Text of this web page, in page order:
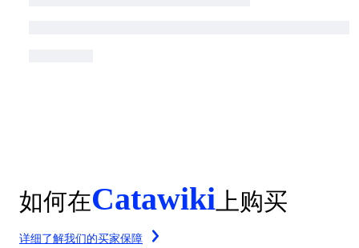
如何在Catawiki 上购买
详细了解我们的买家保障